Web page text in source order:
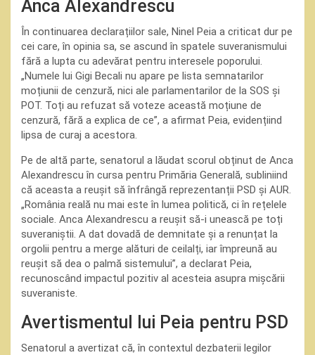
Anca Alexandrescu
În continuarea declarațiilor sale, Ninel Peia a criticat dur pe
cei care, în opinia sa, se ascund în spatele suveranismului
fără a lupta cu adevărat pentru interesele poporului.
„Numele lui Gigi Becali nu apare pe lista semnatarilor
moțiunii de cenzură, nici ale parlamentarilor de la SOS și
POT. Toți au refuzat să voteze această moțiune de
cenzură, fără a explica de ce”, a afirmat Peia, evidențiind
lipsa de curaj a acestora.
Pe de altă parte, senatorul a lăudat scorul obținut de Anca
Alexandrescu în cursa pentru Primăria Generală, subliniind
că aceasta a reușit să înfrângă reprezentanții PSD și AUR.
„România reală nu mai este în lumea politică, ci în rețelele
sociale. Anca Alexandrescu a reușit să-i unească pe toți
suveraniștii. A dat dovadă de demnitate și a renunțat la
orgolii pentru a merge alături de ceilalți, iar împreună au
reușit să dea o palmă sistemului”, a declarat Peia,
recunoscând impactul pozitiv al acesteia asupra mișcării
suveraniste.
Avertismentul lui Peia pentru PSD
Senatorul a avertizat că, în contextul dezbaterii legilor